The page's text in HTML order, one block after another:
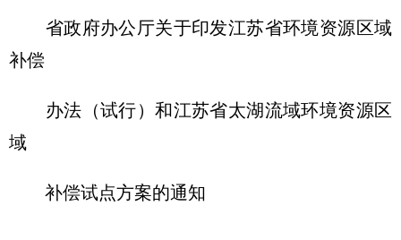
省政府办公厅关于印发江苏省环境资源区域
补偿
办法（试行）和江苏省太湖流域环境资源区
域
补偿试点方案的通知